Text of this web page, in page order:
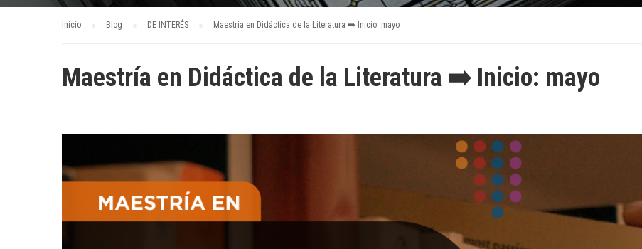
Inicio Blog DE INTERÉS Maestría en Didáctica de la Literatura ➡️ Inicio: mayo
Maestría en Didáctica de la Literatura ➡️ Inicio: mayo